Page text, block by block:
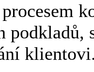
procesem
podkladů,